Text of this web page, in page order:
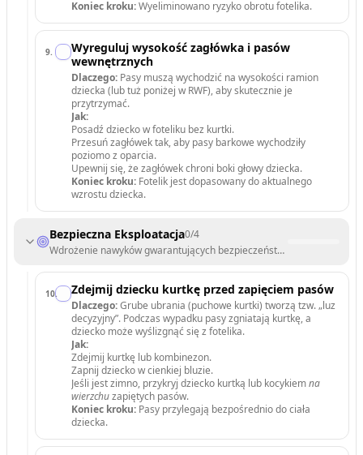
Koniec kroku:Wyeliminowano ryzyko obrotu fotelika.
9.
Wyreguluj wysokość zagłówka i pasów
wewnętrznych
Dlaczego: Pasy muszą wychodzić na wysokości ramion
dziecka (lub tuż poniżej w RWF), aby skutecznie je
przytrzymać.
Jak:
Posadź dziecko w foteliku bez kurtki.
Przesuń zagłówek tak, aby pasy barkowe wychodziły
poziomo z oparcia.
Upewnij się, że zagłówek chroni boki głowy dziecka.
Koniec kroku: Fotelik jest dopasowany do aktualnego
wzrostu dziecka.
Bezpieczna Eksploatacja0/4
Wdrożenie nawyków gwarantujących bezpieczeństwo podczas
10. Zdejmij dziecku kurtkę przed zapięciem pasów
Dlaczego:Grube ubrania (puchowe kurtki) tworzą tzw. „luz
decyzyjny”. Podczas wypadku pasy zgniatają kurtkę, a
dziecko może wyślizgnąć się z fotelika.
Jak:
Zdejmij kurtkę lub kombinezon.
Zapnij dziecko w cienkiej bluzie.
Jeśli jest zimno, przykryj dziecko kurtką lub kocykiemna
wierzchuzapiętych pasów.
Koniec kroku: Pasy przylegają bezpośrednio do ciała
dziecka.